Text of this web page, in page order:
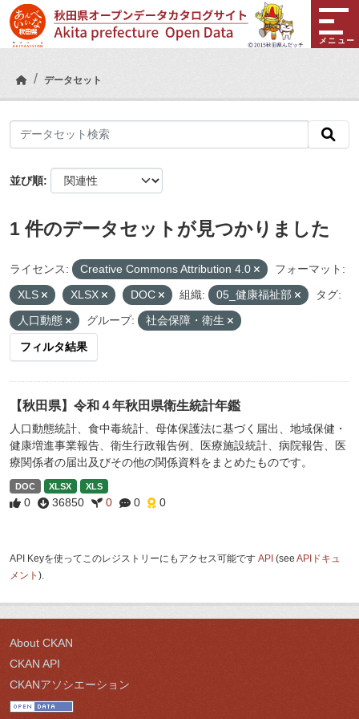
Skip to main content
メニュー
データセット
並び順
1 件のデータセットが見つかりました
ライセンス: Creative Commons Attribution 4.0
フォーマット:
XLS
XLSX DOC 組織: 05_健康福祉部
タグ:
人口動態
グループ: 社会保障・衛生
フィルタ結果
【秋田県】令和４年秋田県衛生統計年鑑
人口動態統計、食中毒統計、母体保護法に基づく届出、地域保健・
健康増進事業報告、衛生行政報告例、医療施設統計、病院報告、医
療関係者の届出及びその他の関係資料をまとめたものです。
DOC XLSX XLS
0 36850 0 0 0
API Keyを使ってこのレジストリーにもアクセス可能です API (see APIドキュ
メント ).
About CKAN
CKAN API
CKANアソシエーション